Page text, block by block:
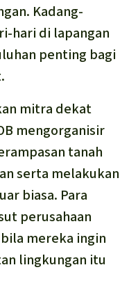
Kadang-
hari di lapangan
penting bagi
mitra dekat
mengorganisir
tanah
serta melakukan
biasa. Para
perusahaan
mereka ingin
lingkungan itu